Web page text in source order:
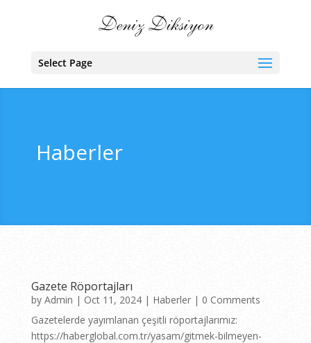
Select Page
Haberler
Gazete Röportajları
by Admin | Oct 11, 2024| Haberler| 0 Comments
Gazetelerde yayımlanan çeşitli röportajlarımız:
https://haberglobal.com.tr/yasam/gitmek-bilmeyen-